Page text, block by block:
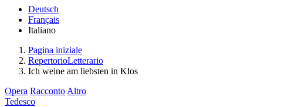
Deutsch
Français
Italiano
Pagina iniziale
RepertorioLetterario
Ich weine am liebsten in Klos
Opera Racconto Altro
Tedesco